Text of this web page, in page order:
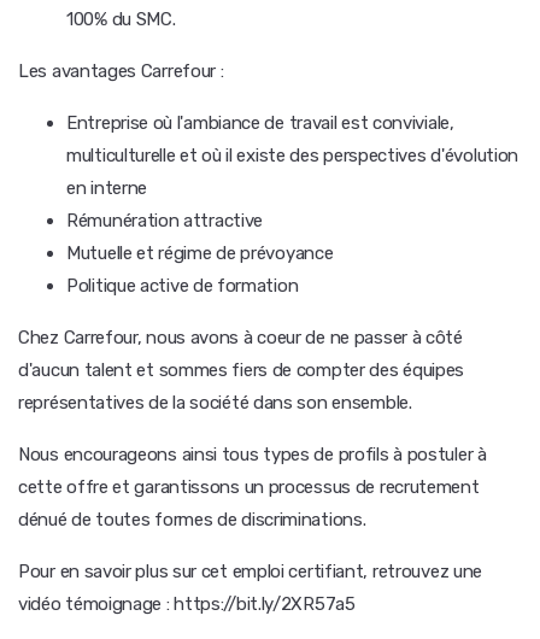
100% du SMC.
Les avantages Carrefour :
Entreprise où l'ambiance de travail est conviviale,
multiculturelle et où il existe des perspectives d'évolution
en interne
Rémunération attractive
Mutuelle et régime de prévoyance
Politique active de formation
Chez Carrefour, nous avons à coeur de ne passer à côté
d'aucun talent et sommes fiers de compter des équipes
représentatives de la société dans son ensemble.
Nous encourageons ainsi tous types de profils à postuler à
cette offre et garantissons un processus de recrutement
dénué de toutes formes de discriminations.
Pour en savoir plus sur cet emploi certifiant, retrouvez une
vidéo témoignage : https://bit.ly/2XR57a5